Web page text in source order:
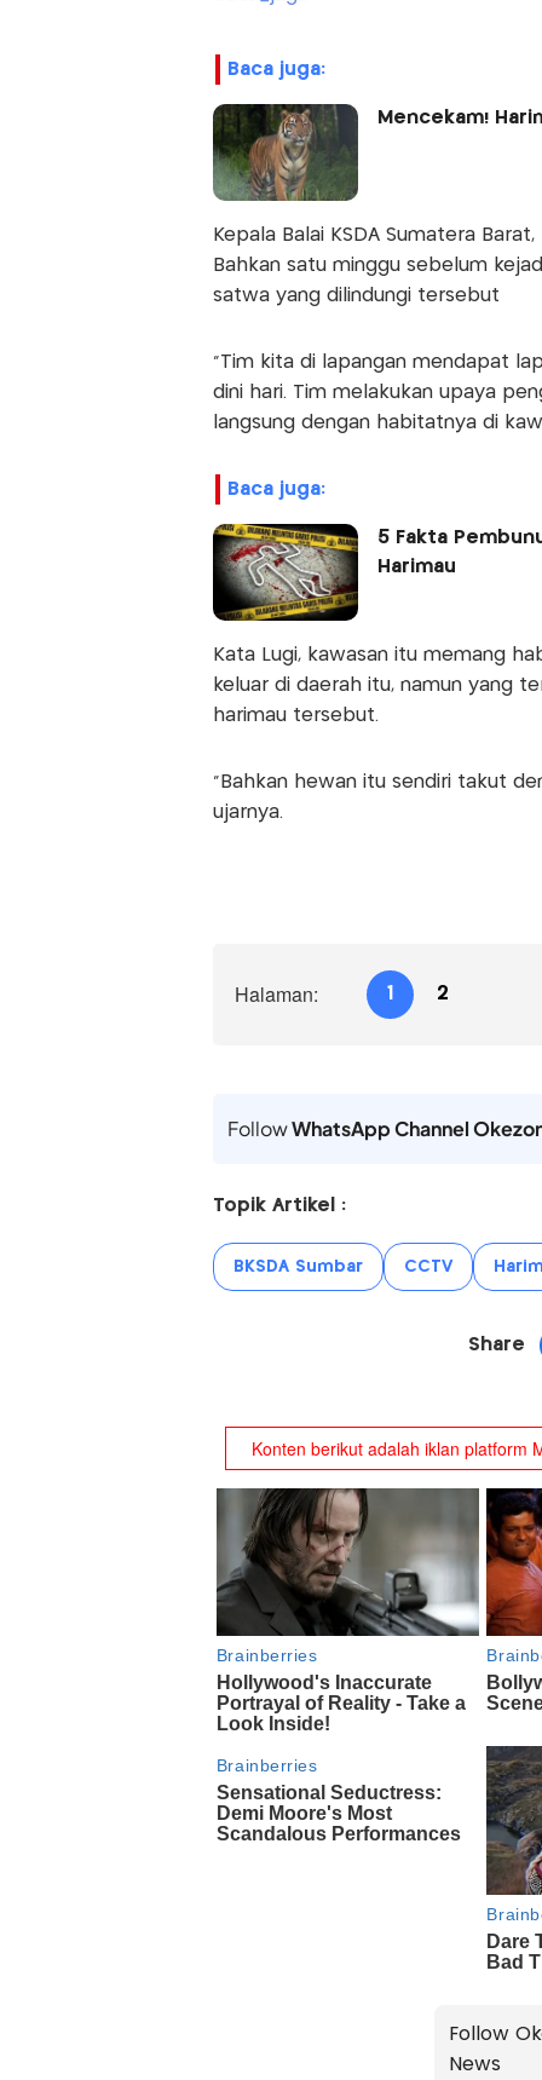
baca juga:
Mencekam!
Kepala Balai KSDA Sumatera
Bahkan satu minggu sebelum
satwa yang dilindungi tersebut
“Tim kita di lapangan mendapat
dini hari. Tim melakukan upaya
langsung dengan habitatnya di
baca juga:
5 Fakta
Harimau
Kata Lugi, kawasan itu memang
keluar di daerah itu, namun yang
harimau tersebut.
“Bahkan hewan itu sendiri takut
ujarnya.
Halaman: 1 2
FollowWhatsApp Channel
Topik Artikel :
BKSDA Sumbar CCTV
Share
Follow
News